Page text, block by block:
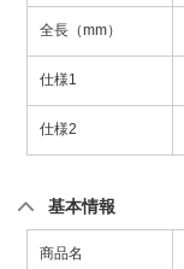
全長（mm）
仕様1
仕様2
基本情報
商品名